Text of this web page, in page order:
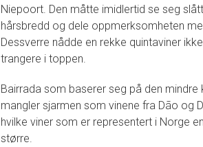
Niepoort. Den måtte imidlertid se seg
hårsbredd og dele oppmerksomheten
Dessverre nådde en rekke quintaviner
trangere i toppen.
Bairrada som baserer seg på den
mangler sjarmen som vinene fra Dão og
hvilke viner som er representert i Norge
større.